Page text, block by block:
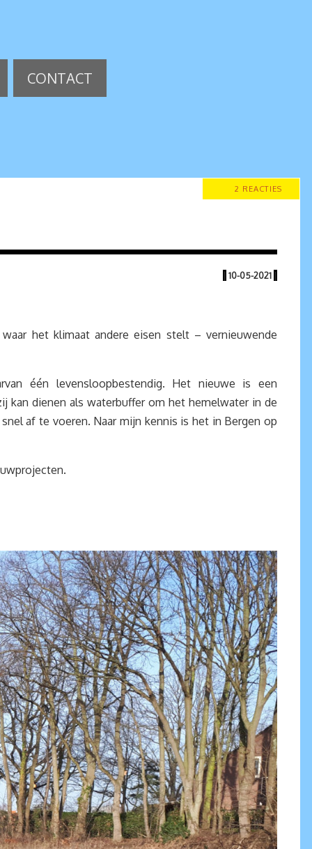
CONTACT
2 REACTIES
| 10-05-2021 |
het klimaat andere eisen stelt – vernieuwende
één levensloopbestendig. Het nieuwe is een
kan dienen als waterbuffer om het hemelwater in de
af te voeren. Naar mijn kennis is het in Bergen op